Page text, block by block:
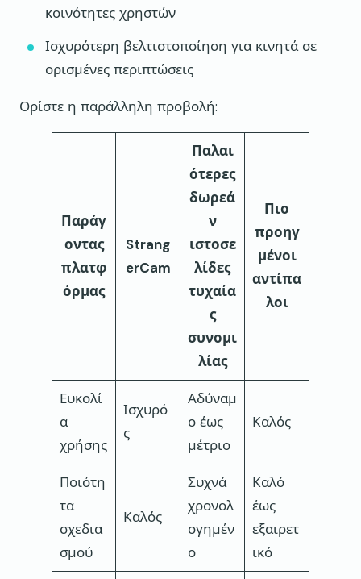
κοινότητες χρηστών
Ισχυρότερη βελτιστοποίηση για κινητά σε
ορισμένες περιπτώσεις
Ορίστε η παράλληλη προβολή:
Παράγ
οντας
πλατφ
όρμας
Strang
erCam
Παλαι
ότερες
δωρεά
ν
ιστοσε
λίδες
τυχαία
ς
συνομι
λίας
Πιο
προηγ
μένοι
αντίπα
λοι
Ευκολί
α
χρήσης
Ισχυρό
ς
Αδύναμ
ο έως
μέτριο
Καλός
Ποιότη
τα
σχεδια
σμού
Καλός
Συχνά
χρονολ
ογημέν
ο
Καλό
έως
εξαιρετ
ικό